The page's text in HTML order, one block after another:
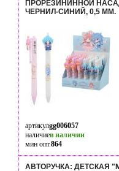
ПРОРЕЗИНИННОЙ
ЧЕРНИЛ-СИНИЙ, 0,5 MM.
артикулgg006057
наличиев наличии
мин опт.864
АВТОРУЧКА: ДЕТСКАЯ